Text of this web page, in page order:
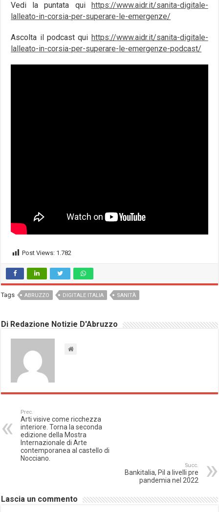
Vedi la puntata qui https://www.aidr.it/sanita-digitale-
lalleato-in-corsia-per-superare-le-emergenze/
Ascolta il podcast qui https://www.aidr.it/sanita-digitale-
lalleato-in-corsia-per-superare-le-emergenze-podcast/
Post Views: 1.782
Tags ABRUZZO DIGITALE ITALIA SANITÀ
Di Redazione Notizie D'Abruzzo
Prec.
Arti visive come ricchezza
interiore. Torna la seconda
edizione della Mostra
Internazionale di Arte
contemporanea al castello di
Nocciano.
Succ.
Bankitalia, Pil a livelli pre
pandemia nel 2022
Lascia un commento